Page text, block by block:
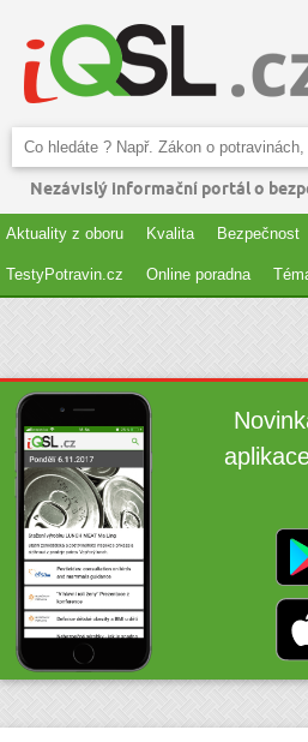
Nezávislý informační portál o
Aktuality z oboru Kvalita Bezpečnost
TestyPotravin.cz Online poradna